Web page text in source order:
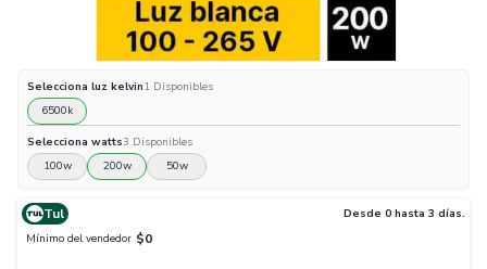
Selecciona luz kelvin1 Disponibles
6500k
Selecciona watts3 Disponibles
100w
200w 50w
Tul
Desde 0 hasta 3 días.
Mínimo del vendedor $0